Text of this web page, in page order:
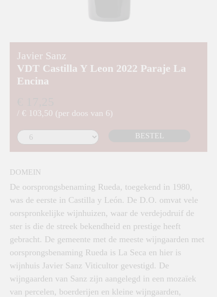
Javier Sanz
VDT Castilla Y Leon 2022 Paraje La
Encina
/ € 103,50 (per doos van 6)
BESTEL
DOMEIN
De oorsprongsbenaming Rueda, toegekend in 1980,
was de eerste in Castilla y León. De D.O. omvat vele
oorspronkelijke wijnhuizen, waar de verdejodruif de
ster is die de streek bekendheid en prestige heeft
gebracht. De gemeente met de meeste wijngaarden met
oorsprongsbenaming Rueda is La Seca en hier is
wijnhuis Javier Sanz Viticultor gevestigd. De
wijngaarden van Sanz zijn aangelegd in een mozaïek
van percelen, boerderijen en kleine wijngaarden,